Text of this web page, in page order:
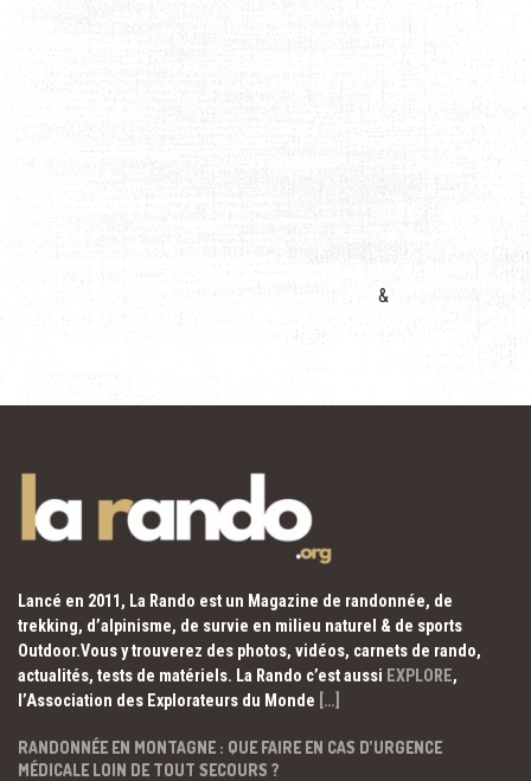
&
Lancé en 2011, La Rando est un Magazine de randonnée, de
trekking, d’alpinisme, de survie en milieu naturel & de sports
Outdoor.Vous y trouverez des photos, vidéos, carnets de rando,
actualités, tests de matériels. La Rando c’est aussi EXPLORE,
l’Association des Explorateurs du Monde […]
RANDONNÉE EN MONTAGNE : QUE FAIRE EN CAS D’URGENCE
MÉDICALE LOIN DE TOUT SECOURS ?